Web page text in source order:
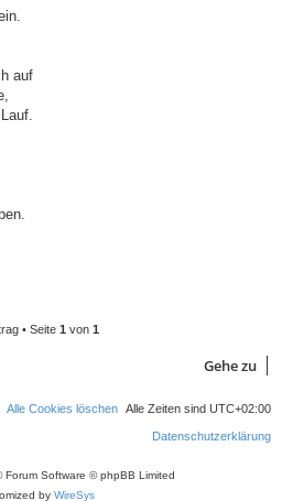
auf
• Seite 1 von 1
Gehe zu
Alle Zeiten sind UTC+02:00
Alle Cookies löschen
Datenschutzerklärung
Forum Software © phpBB Limited
by WireSys